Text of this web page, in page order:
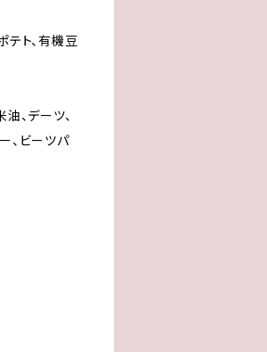
テト、有機豆
、デーツ、
、ビーツパ